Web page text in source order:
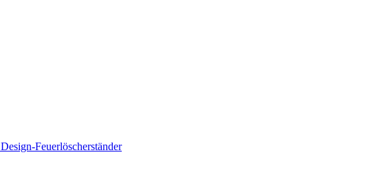
Design-Feuerlöscherständer